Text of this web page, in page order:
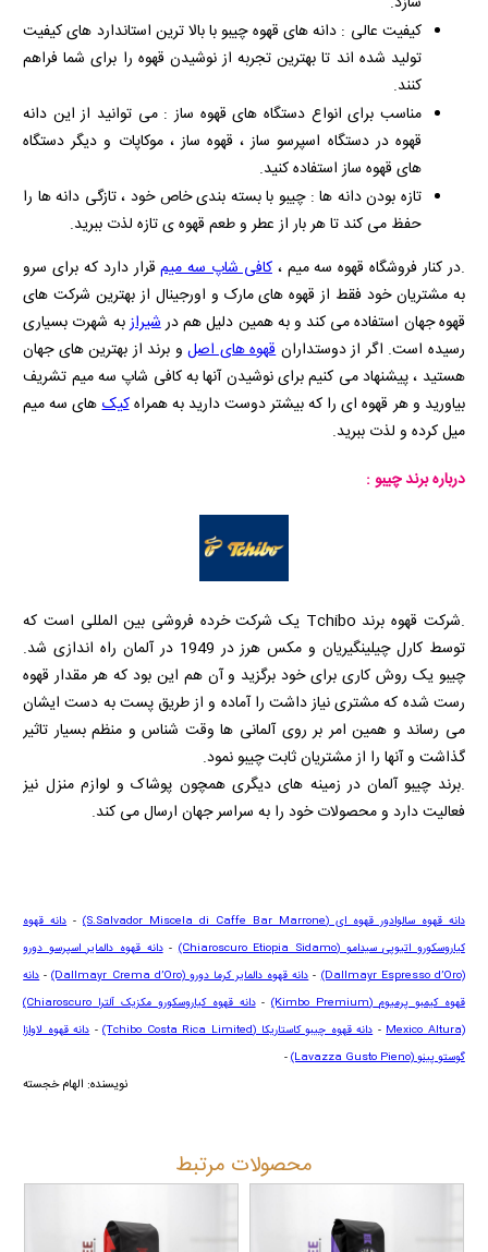
کیفیت عالی : دانه‌ های قهوه چیبو با بالا ترین استاندارد های کیفیت
تولید شده‌ اند تا بهترین تجربه از نوشیدن قهوه را برای شما فراهم
کنند.
مناسب برای انواع دستگاه‌ های قهوه‌ ساز : می‌ توانید از این دانه
قهوه در دستگاه اسپرسو ساز ، قهوه‌ ساز ، موکاپات و دیگر دستگاه‌
های قهوه‌ ساز استفاده کنید.
تازه‌ بودن دانه‌ ها : چیبو با بسته‌ بندی خاص خود ، تازگی دانه‌ ها را
حفظ می‌ کند تا هر بار از عطر و طعم قهوه‌ ی تازه لذت ببرید.
.در کنار فروشگاه قهوه سه میم ،کافی شاپ سه میمقرار دارد که برای سرو
به مشتریان خود فقط از قهوه های مارک و اورجینال از بهترین شرکت های
قهوه جهان استفاده می کند و به همین دلیل هم درشیرازبه شهرت بسیاری
رسیده است. اگر از دوستدارانقهوه های اصلو برند از بهترین های جهان
هستید ، پیشنهاد می کنیم برای نوشیدن آنها به کافی شاپ سه میم تشریف
بیاورید و هر قهوه ای را که بیشتر دوست دارید به همراهکیکهای سه میم
میل کرده و لذت ببرید.
درباره برند چیبو :
.شرکت قهوه برند Tchibo یک شرکت خرده فروشی بین المللی است که
توسط کارل چیلینگیریان و مکس هرز در 1949 در آلمان راه اندازی شد.
چیبو یک روش کاری برای خود برگزید و آن هم این بود که هر مقدار قهوه
رست شده که مشتری نیاز داشت را آماده و از طریق پست به دست ایشان
می رساند و همین امر بر روی آلمانی ها وقت شناس و منظم بسیار تاثیر
گذاشت و آنها را از مشتریان ثابت چیبو نمود.
.برند چیبو آلمان در زمینه های دیگری همچون پوشاک و لوازم منزل نیز
فعالیت دارد و محصولات خود را به سراسر جهان ارسال می کند.
دانه قهوه سالوادور قهوه ای(S.Salvador Miscela di Caffe Bar Marrone)
-دانه قهوه
کیاروسکورو اتیوپی سیدامو(Chiaroscuro Etiopia Sidamo)
-دانه قهوه دالمایر اسپرسو دورو
(Dallmayr Espresso d’Oro)
-دانه قهوه دالمایر کرما دورو(Dallmayr Crema d’Oro)
-دانه
قهوه کیمبو پرمیوم(Kimbo Premium)
-دانه قهوه کیاروسکورو مکزیک آلترا(Chiaroscuro
Mexico Altura)
-دانه قهوه چیبو کاستاریکا(Tchibo Costa Rica Limited)
-دانه قهوه لاوازا
گوستو پینو(Lavazza Gusto Pieno)
-
نویسنده: الهام خجسته
محصولات مرتبط